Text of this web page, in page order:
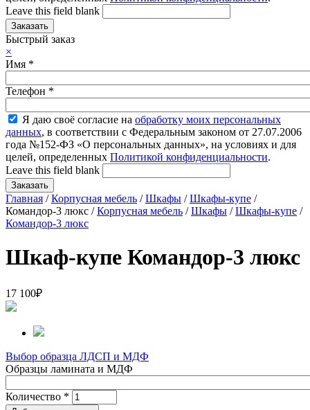
Leave this field blank
Быстрый заказ
×
Имя *
Телефон *
Я даю своё согласие на обработку моих персональных
данных, в соответствии с Федеральным законом от 27.07.2006
года №152-ФЗ «О персональных данных», на условиях и для
целей, определенных Политикой конфиденциальности.
Leave this field blank
Главная /Корпусная мебель /Шкафы /Шкафы-купе /
Командор-3 люкс /Корпусная мебель /Шкафы /Шкафы-купе /
Командор-3 люкс
Шкаф-купе Командор-3 люкс
17 100₽
Выбор образца ЛДСП и МДФ
Образцы ламината и МДФ
Количество *